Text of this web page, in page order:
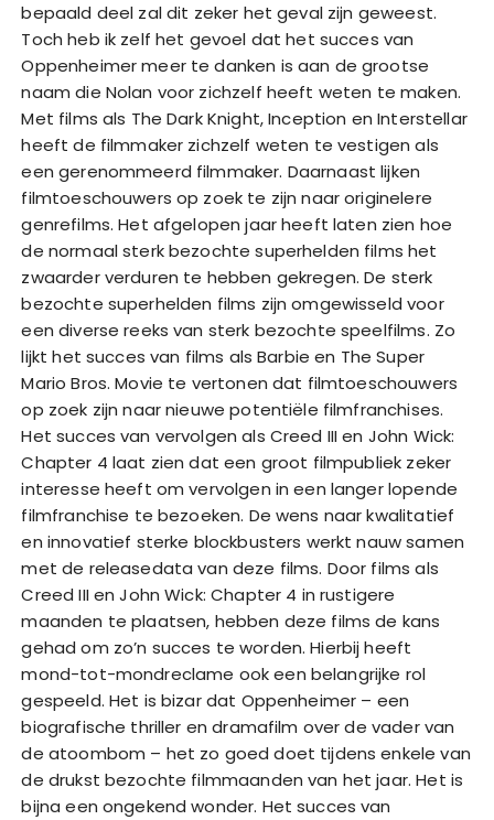
bepaald deel zal dit zeker het geval zijn geweest.
Toch heb ik zelf het gevoel dat het succes van
Oppenheimer meer te danken is aan de grootse
naam die Nolan voor zichzelf heeft weten te maken.
Met films als The Dark Knight, Inception en Interstellar
heeft de filmmaker zichzelf weten te vestigen als
een gerenommeerd filmmaker. Daarnaast lijken
filmtoeschouwers op zoek te zijn naar originelere
genrefilms. Het afgelopen jaar heeft laten zien hoe
de normaal sterk bezochte superhelden films het
zwaarder verduren te hebben gekregen. De sterk
bezochte superhelden films zijn omgewisseld voor
een diverse reeks van sterk bezochte speelfilms. Zo
lijkt het succes van films als Barbie en The Super
Mario Bros. Movie te vertonen dat filmtoeschouwers
op zoek zijn naar nieuwe potentiële filmfranchises.
Het succes van vervolgen als Creed III en John Wick:
Chapter 4 laat zien dat een groot filmpubliek zeker
interesse heeft om vervolgen in een langer lopende
filmfranchise te bezoeken. De wens naar kwalitatief
en innovatief sterke blockbusters werkt nauw samen
met de releasedata van deze films. Door films als
Creed III en John Wick: Chapter 4 in rustigere
maanden te plaatsen, hebben deze films de kans
gehad om zo’n succes te worden. Hierbij heeft
mond-tot-mondreclame ook een belangrijke rol
gespeeld. Het is bizar dat Oppenheimer – een
biografische thriller en dramafilm over de vader van
de atoombom – het zo goed doet tijdens enkele van
de drukst bezochte filmmaanden van het jaar. Het is
bijna een ongekend wonder. Het succes van